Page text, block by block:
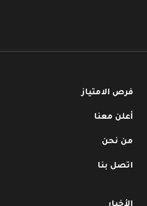
فرص الامتياز
أعلن معنا
من نحن
اتصل بنا